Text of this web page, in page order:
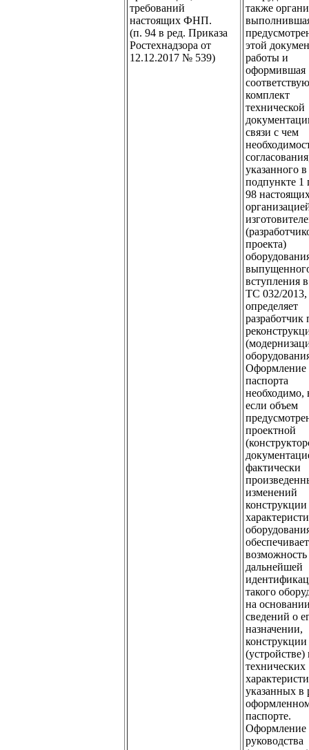
требований
настоящих ФНП.
(п. 94 в ред. Приказа
Ростехнадзора от
12.12.2017 № 539)
также
этой
работы и
оформившая
комплект
технической
связи с чем
указанного в
подпункте 1
98
проекта)
вступления
ТС 032/2013,
определяет
разработчик
Оформление
паспорта
необходимо,
если объем
проектной
фактически
изменений
обеспечивает
возможность
дальнейшей
такого
на
сведений о
назначении,
конструкции
(устройстве)
технических
указанных в
паспорте.
Оформление
руководства